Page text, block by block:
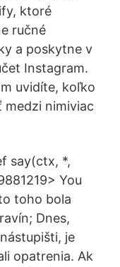
ktoré
ručné
a poskytne v
Instagram.
uvidíte, koľko
medzi nimiviac
say(ctx, *,
You
toho bola
Dnes,
je
opatrenia. Ak